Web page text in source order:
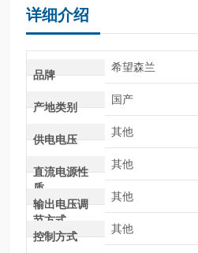
详细介绍
品牌
希望森兰
产地类别
国产
供电电压
其他
直流电源性
质
其他
输出电压调
节方式
其他
控制方式
其他